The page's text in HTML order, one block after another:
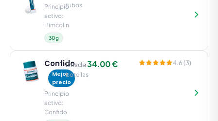
Principio
activo:
Himcolin
30g
tubos
Confido
Mejor
precio
Principio
activo:
Confido
Desde34.00 €
botellas
4.6 (3)